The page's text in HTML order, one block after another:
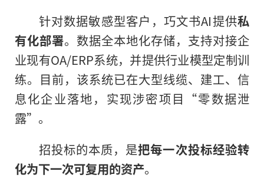
针对数据敏感型客户，巧文书AI提供私
有化部署。数据全本地化存储，支持对接企
业现有OA/ERP系统，并提供行业模型定制训
练。目前，该系统已在大型线缆、建工、信
息化企业落地，实现涉密项目“零数据泄
露”。
招投标的本质，是把每一次投标经验转
化为下一次可复用的资产。